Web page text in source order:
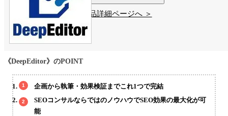
製品詳細ページへ ＞
《DeepEditor》のPOINT
企画から執筆・効果検証までこれ1つで完結
SEOコンサルならではのノウハウでSEO効果の最大化が可
能